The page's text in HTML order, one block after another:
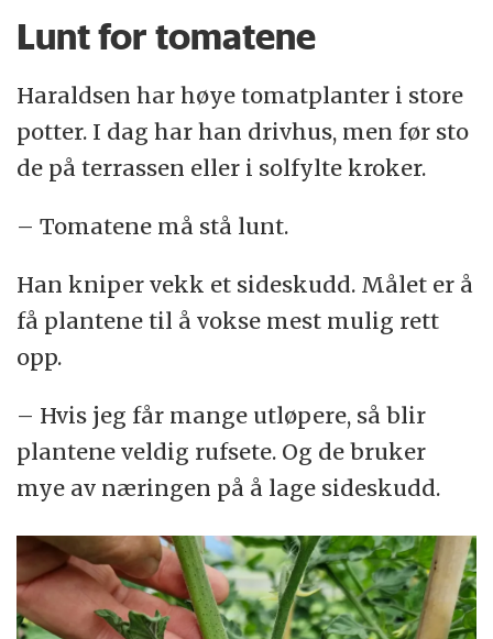
Lunt for tomatene
Haraldsen har høye tomatplanter i store
potter. I dag har han drivhus, men før sto
de på terrassen eller i solfylte kroker.
– Tomatene må stå lunt.
Han kniper vekk et sideskudd. Målet er å
få plantene til å vokse mest mulig rett
opp.
– Hvis jeg får mange utløpere, så blir
plantene veldig rufsete. Og de bruker
mye av næringen på å lage sideskudd.